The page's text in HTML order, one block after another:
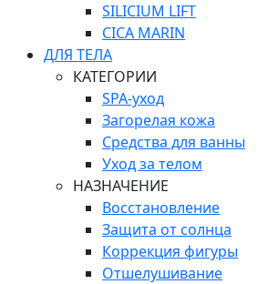
SILICIUM LIFT
СICA MARIN
ДЛЯ ТЕЛА
КАТЕГОРИИ
SPA-уход
Загорелая кожа
Средства для ванны
Уход за телом
НАЗНАЧЕНИЕ
Восстановление
Защита от солнца
Коррекция фигуры
Отшелушивание